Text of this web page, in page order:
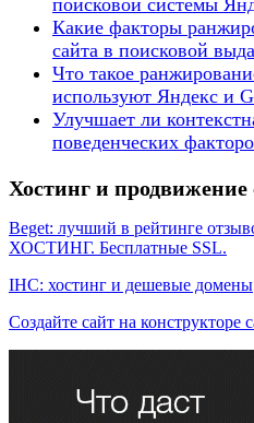
Какие факторы
сайта в поисковой
Что такое
используют Яндекс и
Улучшает ли
поведенческих
Хостинг и продвижение
Beget: лучший в рейтинге
ХОСТИНГ. Бесплатные SSL.
IHC: хостинг и дешевые домены
Создайте сайт на конструкторе